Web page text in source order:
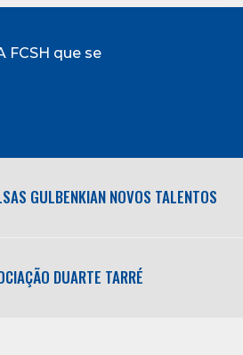
que se
GULBENKIAN NOVOS TALENTOS
DUARTE TARRÉ